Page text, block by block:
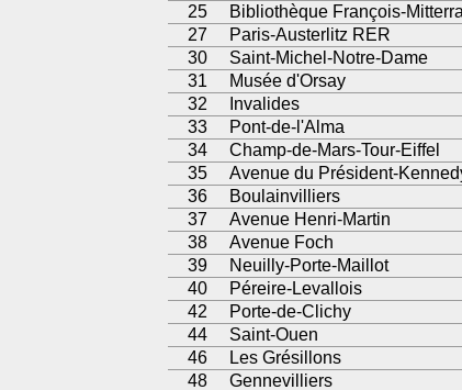
25
Bibliothèque François-
27
Paris-Austerlitz RER
30
Saint-Michel-Notre-Dame
31
Musée d'Orsay
32
Invalides
33
Pont-de-l'Alma
34
Champ-de-Mars-Tour-Eiffel
35
Avenue du Président-
36
Boulainvilliers
37
Avenue Henri-Martin
38
Avenue Foch
39
Neuilly-Porte-Maillot
40
Péreire-Levallois
42
Porte-de-Clichy
44
Saint-Ouen
46
Les Grésillons
48
Gennevilliers